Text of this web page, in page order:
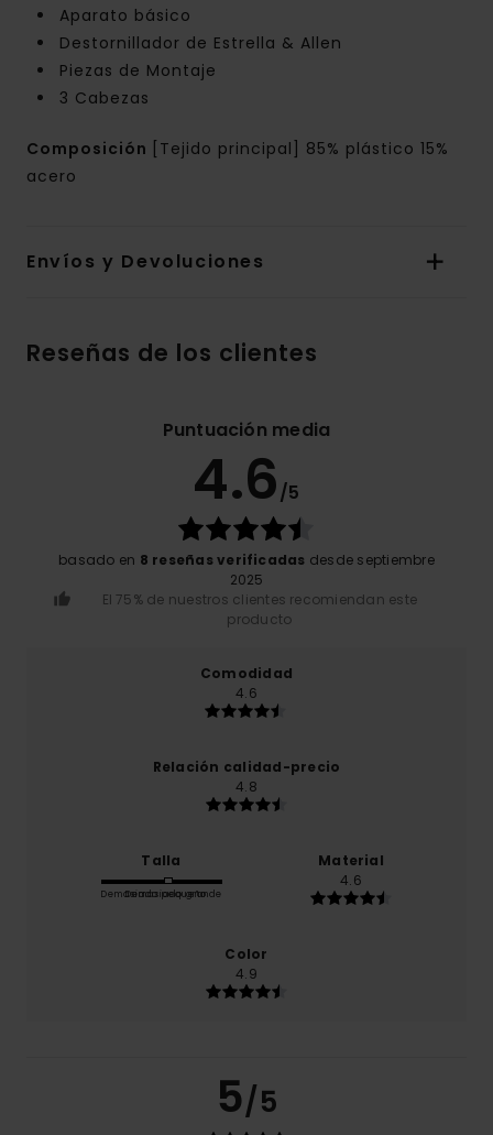
Aparato básico
Destornillador de Estrella & Allen
Piezas de Montaje
3 Cabezas
Composición
[Tejido principal] 85% plástico 15%
acero
Envíos y Devoluciones
Reseñas de los clientes
Puntuación media
4.6/5
basado en 8 reseñas verificadas desde septiembre
2025
El 75% de nuestros clientes recomiendan este
producto
Comodidad
4.6
Relación calidad-precio
4.8
Talla
Demasiado pequeño
Demasiado grande
Material
4.6
Color
4.9
5/5